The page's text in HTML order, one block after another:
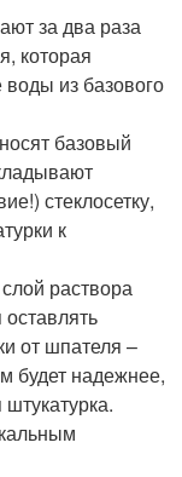
за два раза
которая
из базового
базовый
стеклосетку,
к
раствора
от шпателя –
будет надежнее,